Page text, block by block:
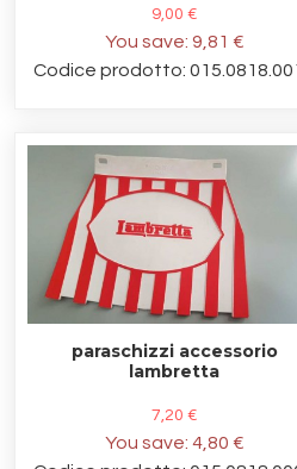
9,00 €
You save: 9,81 €
Codice prodotto:
paraschizzi accessorio
lambretta
7,20 €
You save: 4,80 €